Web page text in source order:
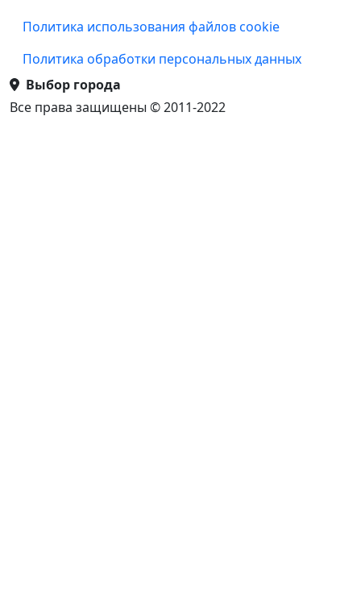
Подвал
Политика использования файлов cookie
Политика обработки персональных данных
Выбор города
Все права защищены © 2011-2022